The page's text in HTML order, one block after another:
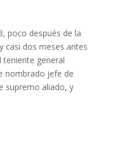
poco después de la
casi dos meses antes
teniente general
nombrado jefe de
supremo aliado, y